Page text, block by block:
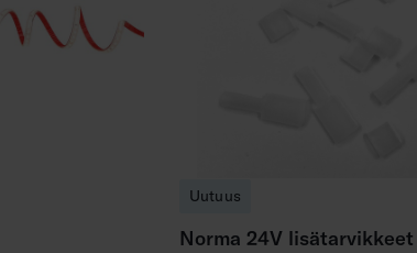
Uutuus
Norma 24V lisätarvikkeet